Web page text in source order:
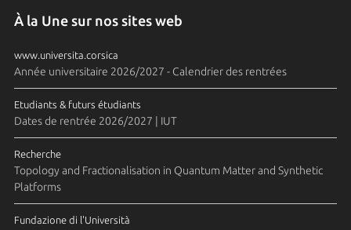
À la Une sur nos sites web
www.universita.corsica
Année universitaire 2026/2027 - Calendrier des rentrées
Etudiants & futurs étudiants
Dates de rentrée 2026/2027 | IUT
Recherche
Topology and Fractionalisation in Quantum Matter and Synthetic
Platforms
Fundazione di l'Università